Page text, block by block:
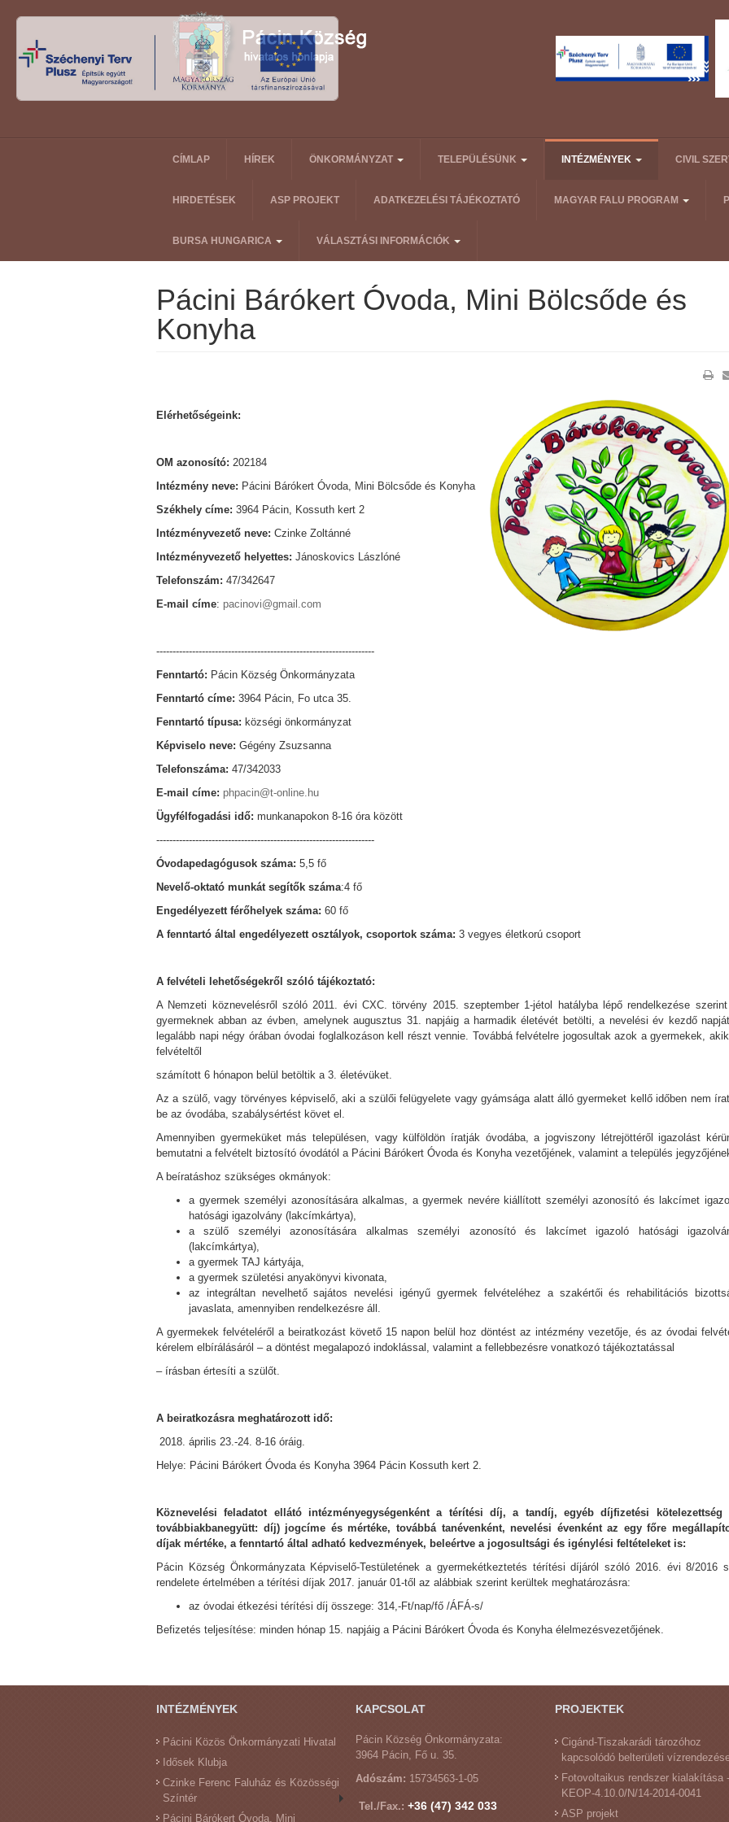
CÍMLAP HÍREK ÖNKORMÁNYZAT TELEPÜLÉSÜNK INTÉZMÉNYEK CIVIL
HIRDETÉSEK ASP PROJEKT ADATKEZELÉSI TÁJÉKOZTATÓ MAGYAR FALU PROGRAM
BURSA HUNGARICA VÁLASZTÁSI INFORMÁCIÓK
Pácini Bárókert Óvoda, Mini Bölcsőde és
Konyha
Elérhetőségeink:
OM azonosító: 202184
Intézmény neve: Pácini Bárókert Óvoda, Mini Bölcsőde és Konyha
Székhely címe: 3964 Pácin, Kossuth kert 2
Intézményvezető neve: Czinke Zoltánné
Intézményvezető helyettes: Jánoskovics Lászlóné
Telefonszám: 47/342647
E-mail címe: pacinovi@gmail.com
-------------------------------------------------------------------
Fenntartó: Pácin Község Önkormányzata
Fenntartó címe: 3964 Pácin, Fo utca 35.
Fenntartó típusa: községi önkormányzat
Képviselo neve: Gégény Zsuzsanna
Telefonszáma: 47/342033
E-mail címe: phpacin@t-online.hu
Ügyfélfogadási idő: munkanapokon 8-16 óra között
-------------------------------------------------------------------
Óvodapedagógusok száma: 5,5 fő
Nevelő-oktató munkát segítők száma:4 fő
Engedélyezett férőhelyek száma: 60 fő
A fenntartó által engedélyezett osztályok, csoportok száma: 3 vegyes életkorú csoport
A felvételi lehetőségekről szóló tájékoztató:
A Nemzeti köznevelésről szóló 2011. évi CXC. törvény 2015. szeptember 1-jétol hatályba lépő rendelkezése
gyermeknek abban az évben, amelynek augusztus 31. napjáig a harmadik életévét betölti, a nevelési év kezdő
legalább napi négy órában óvodai foglalkozáson kell részt vennie. Továbbá felvételre jogosultak azok a gyermekek,
felvételtől
számított 6 hónapon belül betöltik a 3. életévüket.
Az a szülő, vagy törvényes képviselő, aki a szülői felügyelete vagy gyámsága alatt álló gyermeket kellő időben nem
be az óvodába, szabálysértést követ el.
Amennyiben gyermeküket más településen, vagy külföldön íratják óvodába, a jogviszony létrejöttéről igazolást
bemutatni a felvételt biztosító óvodától a Pácini Bárókert Óvoda és Konyha vezetőjének, valamint a település
A beíratáshoz szükséges okmányok:
a gyermek személyi azonosítására alkalmas, a gyermek nevére kiállított személyi azonosító és lakcímet
hatósági igazolvány (lakcímkártya),
a szülő személyi azonosítására alkalmas személyi azonosító és lakcímet igazoló hatósági
(lakcímkártya),
a gyermek TAJ kártyája,
a gyermek születési anyakönyvi kivonata,
az integráltan nevelhető sajátos nevelési igényű gyermek felvételéhez a szakértői és rehabilitációs
javaslata, amennyiben rendelkezésre áll.
A gyermekek felvételéről a beiratkozást követő 15 napon belül hoz döntést az intézmény vezetője, és az óvodai
kérelem elbírálásáról – a döntést megalapozó indoklással, valamint a fellebbezésre vonatkozó tájékoztatással
– írásban értesíti a szülőt.
A beiratkozásra meghatározott idő:
április 23.-24. 8-16 óráig.
Helye: Pácini Bárókert Óvoda és Konyha 3964 Pácin Kossuth kert 2.
Köznevelési feladatot ellátó intézményegységenként a térítési díj, a tandíj, egyéb díjfizetési kötelezettség
továbbiakbanegyütt: díj) jogcíme és mértéke, továbbá tanévenként, nevelési évenként az egy főre
díjak mértéke, a fenntartó által adható kedvezmények, beleértve a jogosultsági és igénylési feltételeket is:
Pácin Község Önkormányzata Képviselő-Testületének a gyermekétkeztetés térítési díjáról szóló 2016. évi 8/2016
rendelete értelmében a térítési díjak 2017. január 01-től az alábbiak szerint kerültek meghatározásra:
az óvodai étkezési térítési díj összege: 314,-Ft/nap/fő /ÁFÁ-s/
Befizetés teljesítése: minden hónap 15. napjáig a Pácini Bárókert Óvoda és Konyha élelmezésvezetőjének.
INTÉZMÉNYEK
Pácini Közös Önkormányzati Hivatal
Idősek Klubja
Czinke Ferenc Faluház és Közösségi
Színtér
Pácini Bárókert Óvoda, Mini
KAPCSOLAT
Pácin Község Önkormányzata:
3964 Pácin, Fő u. 35.
Adószám: 15734563-1-05
Tel./Fax.: +36 (47) 342 033
PROJEKTEK
Cigánd-Tiszakarádi tározóhoz
kapcsolódó belterületi
Fotovoltaikus rendszer kialakítása -
KEOP-4.10.0/N/14-2014-0041
ASP projekt